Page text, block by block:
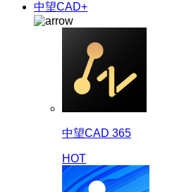
中望CAD+
中望CAD 365
HOT